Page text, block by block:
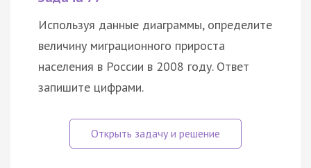
Используя данные диаграммы, определите
величину миграционного прироста
населения в России в 2008 году. Ответ
запишите цифрами.